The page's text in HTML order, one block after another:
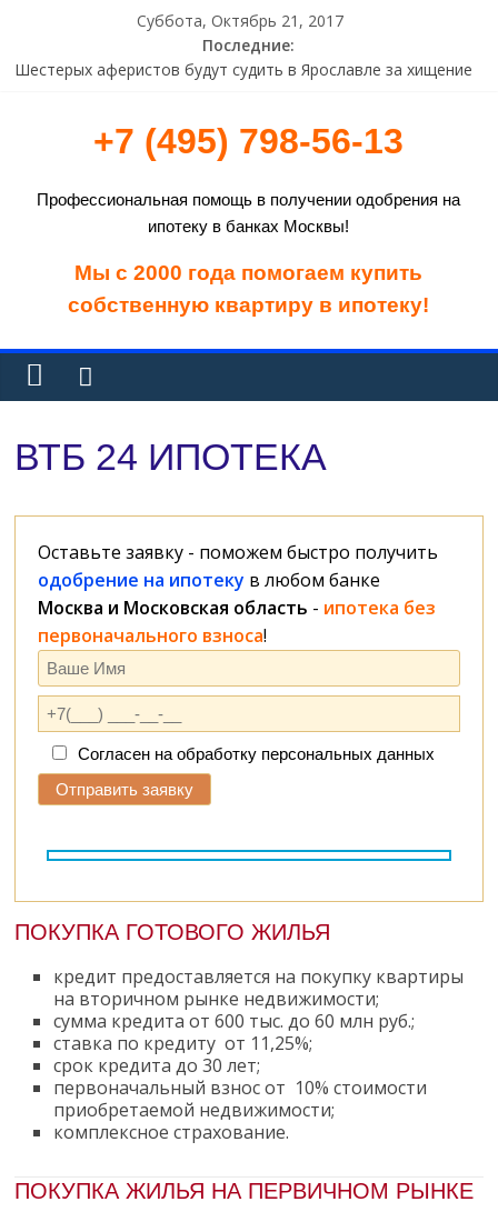
Суббота, Октябрь 21, 2017
Последние:
Помощник Путина: иммунитета от исполнения законов у
Telegram не будет
СМИ назвали двух фаворитов Трампа на должность главы
Аналитики зафиксировали значительное увеличение числа
атак вымогателя Locky
+7 (495) 798-56-13
Профессиональная помощь в получении одобрения на
ипотеку в банках Москвы!
Мы с 2000 года помогаем купить
собственную квартиру в ипотеку!
ВТБ 24 ИПОТЕКА
Оставьте заявку - поможем быстро получить
одобрение на ипотеку в любом банке
Москва и Московская область - ипотека без
первоначального взноса!
Согласен на обработку персональных данных
ПОКУПКА ГОТОВОГО ЖИЛЬЯ
кредит предоставляется на покупку квартиры
на вторичном рынке недвижимости;
сумма кредита от 600 тыс. до 60 млн руб.;
ставка по кредиту ​от 11,25%;
срок кредита до 30 лет;
первоначальный взнос от 10% стоимости
приобретаемой недвижимости;
комплексное страхование.
ПОКУПКА ЖИЛЬЯ НА ПЕРВИЧНОМ РЫНКЕ